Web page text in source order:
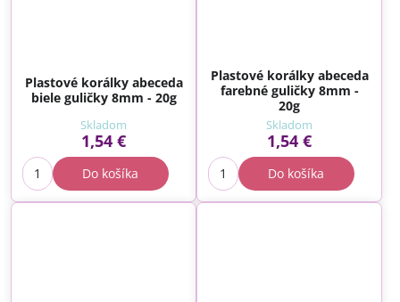
Plastové korálky abeceda
biele guličky 8mm - 20g
Skladom
1,54 €
Do košíka
Plastové korálky abeceda
farebné guličky 8mm -
20g
Skladom
1,54 €
Do košíka